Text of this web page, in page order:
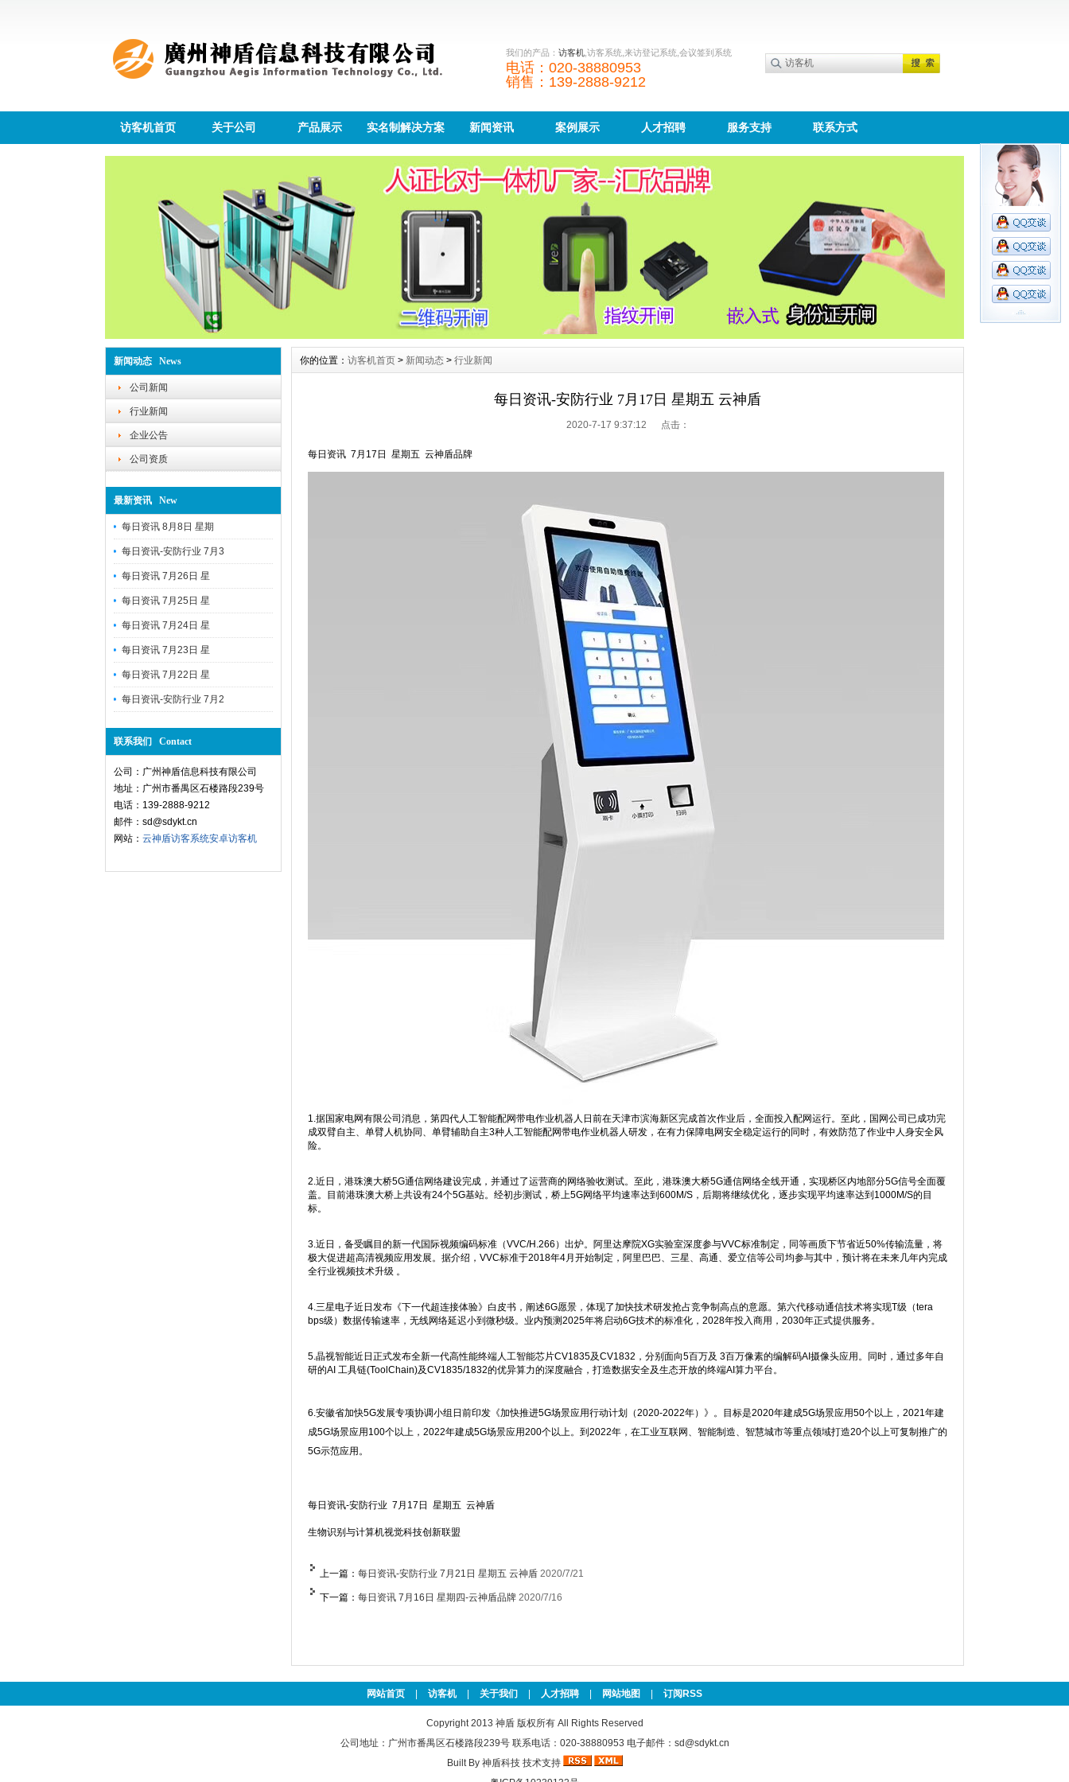
我们的产品： 访客机 ,访客系统,来访登记系统,会议签到系统
电话：020-38880953
销售：139-2888-9212
访客机首页 关于公司 产品展示 实名制解决方案 新闻资讯 案例展示 人才招聘 服务支持 联系方式
新闻动态 News
公司新闻
行业新闻
企业公告
公司资质
最新资讯 New
每日资讯 8月8日 星期
每日资讯-安防行业 7月3
每日资讯 7月26日 星
每日资讯 7月25日 星
每日资讯 7月24日 星
每日资讯 7月23日 星
每日资讯 7月22日 星
每日资讯-安防行业 7月2
联系我们 Contact
公司：广州神盾信息科技有限公司
地址：广州市番禺区石楼路段239号
电话：139-2888-9212
邮件：sd@sdykt.cn
网站： 云神盾访客系统安卓访客机
你的位置： 访客机首页 > 新闻动态 > 行业新闻
每日资讯-安防行业 7月17日 星期五 云神盾
2020-7-17 9:37:12 点击：
每日资讯 7月17日 星期五 云神盾品牌
1.据国家电网有限公司消息，第四代人工智能配网带电作业机器人日前在天津市滨海新区完成首次作业后，全面投入配网运行。至此，国网公司已成功完
成双臂自主、单臂人机协同、单臂辅助自主3种人工智能配网带电作业机器人研发，在有力保障电网安全稳定运行的同时，有效防范了作业中人身安全风
险。
2.近日，港珠澳大桥5G通信网络建设完成，并通过了运营商的网络验收测试。至此，港珠澳大桥5G通信网络全线开通，实现桥区内地部分5G信号全面覆
盖。目前港珠澳大桥上共设有24个5G基站。经初步测试，桥上5G网络平均速率达到600M/S，后期将继续优化，逐步实现平均速率达到1000M/S的目
标。
3.近日，备受瞩目的新一代国际视频编码标准（VVC/H.266）出炉。阿里达摩院XG实验室深度参与VVC标准制定，同等画质下节省近50%传输流量，将
极大促进超高清视频应用发展。据介绍，VVC标准于2018年4月开始制定，阿里巴巴、三星、高通、爱立信等公司均参与其中，预计将在未来几年内完成
全行业视频技术升级 。
4.三星电子近日发布《下一代超连接体验》白皮书，阐述6G愿景，体现了加快技术研发抢占竞争制高点的意愿。第六代移动通信技术将实现T级（tera
bps级）数据传输速率，无线网络延迟小到微秒级。业内预测2025年将启动6G技术的标准化，2028年投入商用，2030年正式提供服务。
5.晶视智能近日正式发布全新一代高性能终端人工智能芯片CV1835及CV1832，分别面向5百万及 3百万像素的编解码AI摄像头应用。同时，通过多年自
研的AI 工具链(ToolChain)及CV1835/1832的优异算力的深度融合，打造数据安全及生态开放的终端AI算力平台。
6.安徽省加快5G发展专项协调小组日前印发《加快推进5G场景应用行动计划（2020-2022年）》。目标是2020年建成5G场景应用50个以上，2021年建
成5G场景应用100个以上，2022年建成5G场景应用200个以上。到2022年，在工业互联网、智能制造、智慧城市等重点领域打造20个以上可复制推广的
5G示范应用。
每日资讯-安防行业 7月17日 星期五 云神盾
生物识别与计算机视觉科技创新联盟
上一篇： 每日资讯-安防行业 7月21日 星期五 云神盾 2020/7/21
下一篇： 每日资讯 7月16日 星期四-云神盾品牌 2020/7/16
网站首页 访客机 关于我们 人才招聘 网站地图 订阅RSS
Copyright 2013 神盾版权所有 All Rights Reserved
公司地址：广州市番禺区石楼路段239号 联系电话：020-38880953 电子邮件：sd@sdykt.cn
Built By 神盾科技技术支持